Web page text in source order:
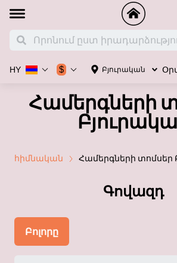
Բյուրական
HY $
Համերգների
հիմնական Համերգների տոմսեր
Գովազդ
Բոլորը